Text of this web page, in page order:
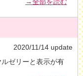
2020/11/14 update
ゼリーと表示が有